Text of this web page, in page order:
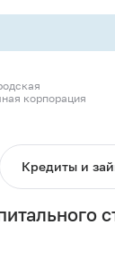
корпорация
Кредиты и